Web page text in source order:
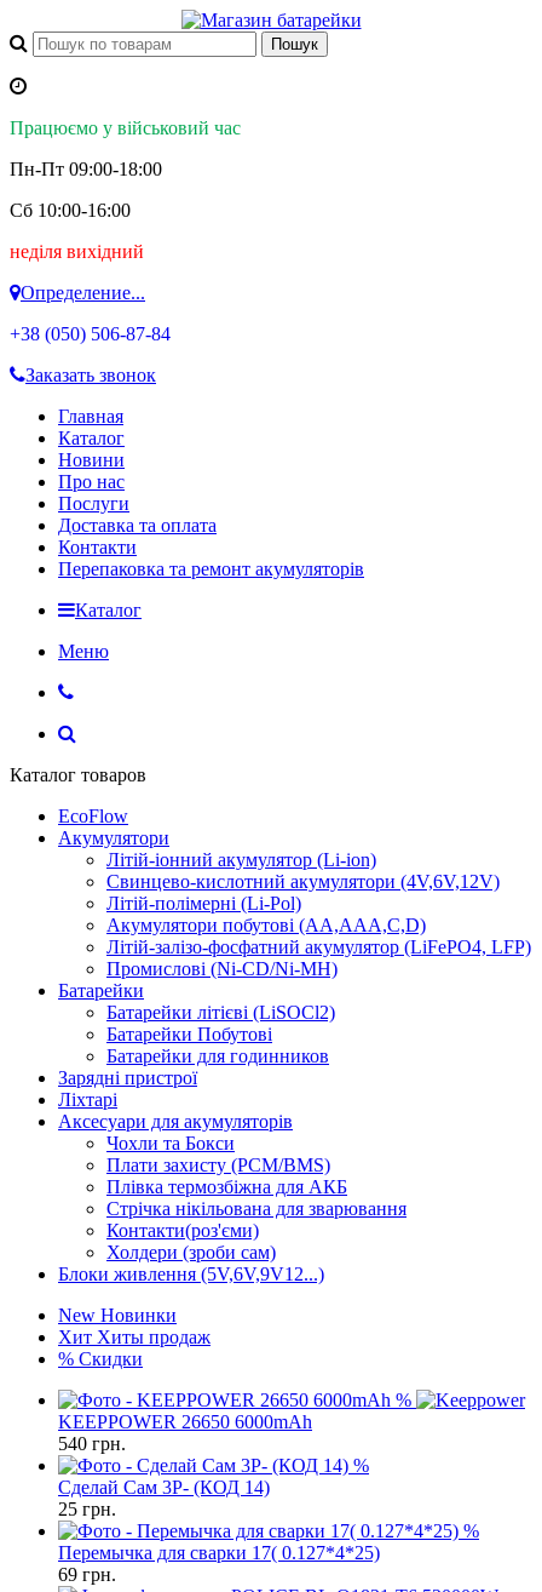
Працюємо у військовий час
Пн-Пт 09:00-18:00
Сб 10:00-16:00
неділя вихідний
Определение...
+38 (050) 506-87-84
Заказать звонок
Главная
Каталог
Новини
Про нас
Послуги
Доставка та оплата
Контакти
Перепаковка та ремонт акумуляторів
Каталог
Меню
Каталог товаров
EcoFlow
Акумулятори
Літій-іонний акумулятор (Li-ion)
Свинцево-кислотний акумулятори (4V,6V,12V)
Літій-полімерні (Li-Pol)
Акумулятори побутові (AA,AAA,C,D)
Літій-залізо-фосфатний акумулятор (LiFePO4, LFP)
Промислові (Ni-CD/Ni-MH)
Батарейки
Батарейки літієві (LiSOCl2)
Батарейки Побутові
Батарейки для годинников
Зарядні пристрої
Ліхтарі
Аксесуари для акумуляторів
Чохли та Бокси
Плати захисту (PCM/BMS)
Плівка термозбіжна для АКБ
Стрічка нікільована для зварювання
Контакти(роз'єми)
Холдери (зроби сам)
Блоки живлення (5V,6V,9V12...)
New Новинки
Хит Хиты продаж
% Скидки
%
KEEPPOWER 26650 6000mAh
540 грн.
%
Сделай Сам 3P- (КОД 14)
25 грн.
%
Перемычка для сварки 17( 0.127*4*25)
69 грн.